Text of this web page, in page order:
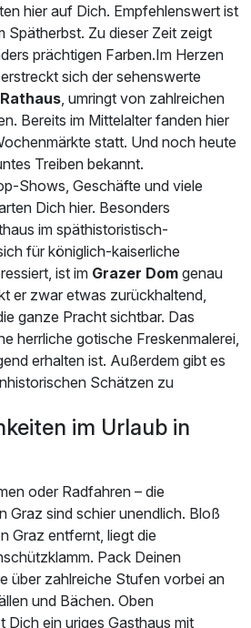
hier auf Dich. Empfehlenswert ist
Spätherbst. Zu dieser Zeit zeigt
prächtigen Farben.Im Herzen
sich der sehenswerte
, umringt von zahlreichen
Bereits im Mittelalter fanden hier
statt. Und noch heute
Treiben bekannt.
Shows, Geschäfte und viele
Dich hier. Besonders
im späthistoristisch-
für königlich-kaiserliche
ist im Grazer Dom genau
er zwar etwas zurückhaltend,
ganze Pracht sichtbar. Das
herrliche gotische Freskenmalerei,
erhalten ist. Außerdem gibt es
Schätzen zu
im Urlaub in
oder Radfahren – die
Graz sind schier unendlich. Bloß
Graz entfernt, liegt die
Pack Deinen
über zahlreiche Stufen vorbei an
und Bächen. Oben
Dich ein uriges Gasthaus mit